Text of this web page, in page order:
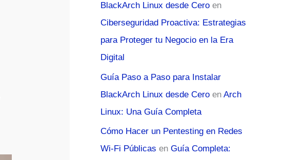
BlackArch Linux desde Cero en
Ciberseguridad Proactiva: Estrategias
para Proteger tu Negocio en la Era
Digital
Guía Paso a Paso para Instalar
BlackArch Linux desde Cero en Arch
Linux: Una Guía Completa
Cómo Hacer un Pentesting en Redes
Wi-Fi Públicas en Guía Completa: